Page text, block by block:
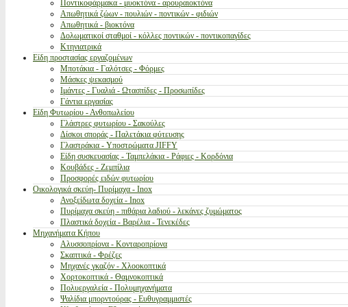
Ποντικοφάρμακα - μυοκτόνα - αρουραιοκτόνα
Απωθητικά ζώων - πουλιών - ποντικών - φιδιών
Απωθητικά - βιοκτόνα
Δολωματικοί σταθμοί - κόλλες ποντικών - ποντικοπαγίδες
Κτηνιατρικά
Είδη προστασίας εργαζομένων
Μποτάκια - Γαλότσες - Φόρμες
Μάσκες ψεκασμού
Ιμάντες - Γυαλιά - Ωτασπίδες - Προσωπίδες
Γάντια εργασίας
Είδη Φυτωρίου - Ανθοπωλείου
Γλάστρες φυτωρίου - Σακούλες
Δίσκοι σποράς - Παλετάκια φύτευσης
Γλαστράκια - Υποστρώματα JIFFY
Είδη συσκευασίας - Ταμπελάκια - Ράφιες - Κορδόνια
Κουβάδες - Ζεμπίλια
Προσφορές ειδών φυτωρίου
Οικολογικά σκεύη- Πυρίμαχα - Inox
Ανοξείδωτα δοχεία - Inox
Πυρίμαχα σκεύη - πιθάρια λαδιού - λεκάνες ζυμώματος
Πλαστικά δοχεία - Βαρέλια - Τενεκέδες
Μηχανήματα Κήπου
Αλυσσοπρίονα - Κονταροπρίονα
Σκαπτικά - Φρέζες
Μηχανές γκαζόν - Χλοοκοπτικά
Χορτοκοπτικά - Θαμνοκοπτικά
Πολυεργαλεία - Πολυμηχανήματα
Ψαλίδια μπορντούρας - Ευθυγραμμιστές